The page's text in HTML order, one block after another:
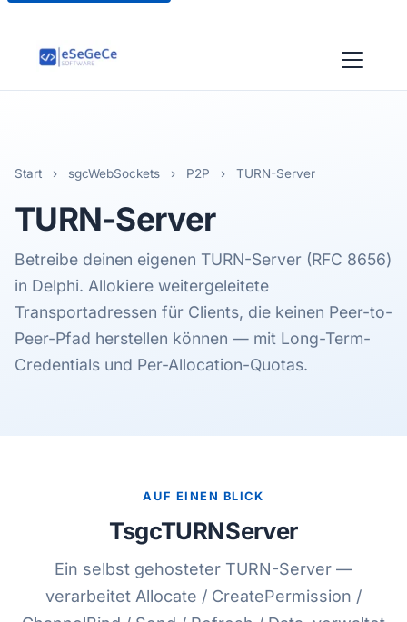
Start › sgcWebSockets › P2P › TURN-Server
TURN-Server
Betreibe deinen eigenen TURN-Server (RFC 8656)
in Delphi. Allokiere weitergeleitete
Transportadressen für Clients, die keinen Peer-to-
Peer-Pfad herstellen können — mit Long-Term-
Credentials und Per-Allocation-Quotas.
AUF EINEN BLICK
TsgcTURNServer
Ein selbst gehosteter TURN-Server —
verarbeitet Allocate / CreatePermission /